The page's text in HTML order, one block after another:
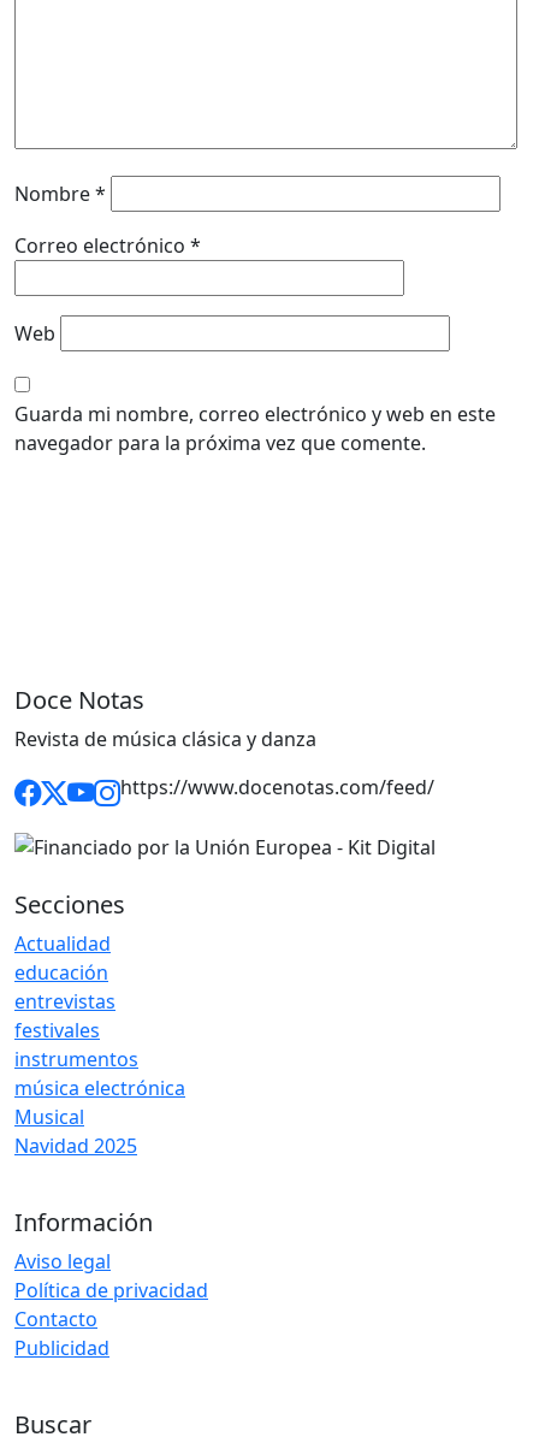
Nombre*
Correo electrónico *
Web
Guarda mi nombre, correo electrónico y web en este
navegador para la próxima vez que comente.
Doce Notas
Revista de música clásica y danza
https://www.docenotas.com/feed/
Secciones
Actualidad
educación
entrevistas
festivales
instrumentos
música electrónica
Musical
Navidad 2025
Información
Aviso legal
Política de privacidad
Contacto
Publicidad
Buscar